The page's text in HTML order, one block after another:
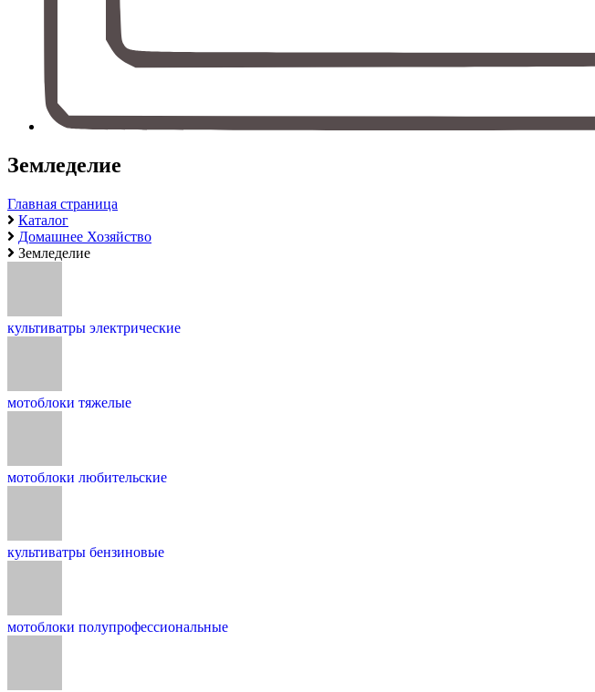
Земледелие
Главная страница
Каталог
Домашнее Хозяйство
Земледелие
культиватры электрические
мотоблоки тяжелые
мотоблоки любительские
культиватры бензиновые
мотоблоки полупрофессиональные